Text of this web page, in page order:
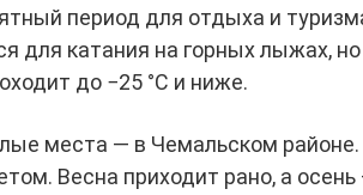
период для отдыха и
для катания на горных лыжах,
до −25 °C и ниже.
места — в Чемальском
Весна приходит рано, а